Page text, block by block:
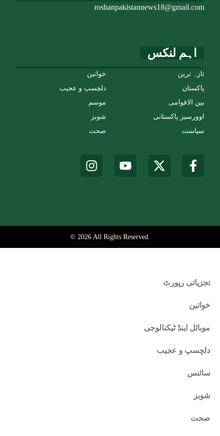
اہم لنکس
خواتین
دلچسپ و عجیب
موسم
شوبز
صحت
تازہ ترین
پاکستان
بین الاقوامی
اوورسیز پاکستانی
سیاست
roshanpakistannews18@gmail.com
© 2026 All Rights Reserved.
تجزیاتی رپورٹ
خواتین
موبائل اینڈ ٹیکنالوجی
دلچسپ و عجیب
سائنس
شوبز
صحت